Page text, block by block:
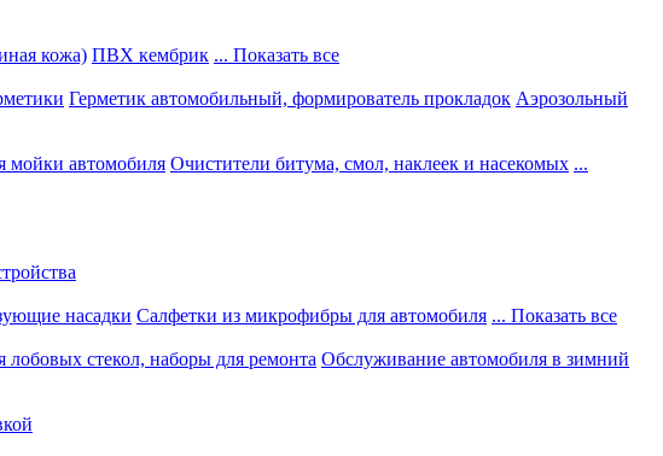
кожа) ПВХ кембрик ... Показать все
Герметик автомобильный, формирователь прокладок Аэрозольный
мойки автомобиля Очистители битума, смол, наклеек и насекомых ...
насадки Салфетки из микрофибры для автомобиля ... Показать все
лобовых стекол, наборы для ремонта Обслуживание автомобиля в зимний